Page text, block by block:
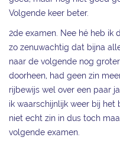
Volgende keer beter.
2de examen. Nee hé heb ik
zo zenuwachtig dat bijna
naar de volgende nog
doorheen, had geen zin
rijbewijs wel over een paar
ik waarschijnlijk weer bij het
niet echt zin in dus toch
volgende examen.